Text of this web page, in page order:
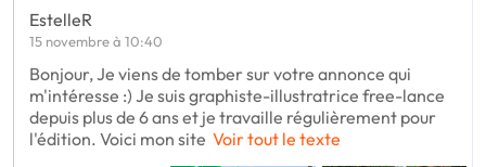
EstelleR
15 novembre à 10:40
Bonjour, Je viens de tomber sur votre annonce qui
m'intéresse :) Je suis graphiste-illustratrice free-lance
depuis plus de 6 ans et je travaille régulièrement pour
l'édition. Voici mon site Voir tout le texte